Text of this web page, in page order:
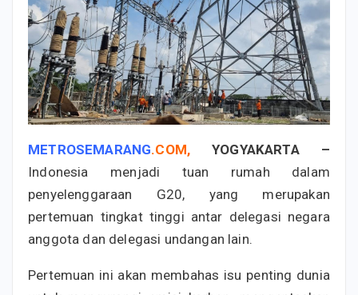
METROSEMARANG.COM, YOGYAKARTA –
Indonesia menjadi tuan rumah dalam
penyelenggaraan G20, yang merupakan
pertemuan tingkat tinggi antar delegasi negara
anggota dan delegasi undangan lain.
Pertemuan ini akan membahas isu penting dunia